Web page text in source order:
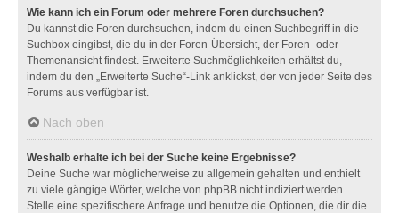
Wie kann ich ein Forum oder mehrere Foren durchsuchen?
Du kannst die Foren durchsuchen, indem du einen Suchbegriff in die
Suchbox eingibst, die du in der Foren-Übersicht, der Foren- oder
Themenansicht findest. Erweiterte Suchmöglichkeiten erhältst du,
indem du den „Erweiterte Suche“-Link anklickst, der von jeder Seite des
Forums aus verfügbar ist.
Nach oben
Weshalb erhalte ich bei der Suche keine Ergebnisse?
Deine Suche war möglicherweise zu allgemein gehalten und enthielt
zu viele gängige Wörter, welche von phpBB nicht indiziert werden.
Stelle eine spezifischere Anfrage und benutze die Optionen, die dir die